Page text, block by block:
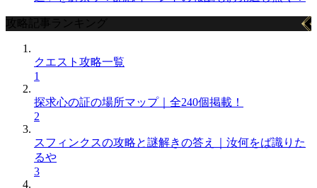
攻略記事ランキング
クエスト攻略一覧
1
探求心の証の場所マップ｜全240個掲載！
2
スフィンクスの攻略と謎解きの答え｜汝何をば識りた
るや
3